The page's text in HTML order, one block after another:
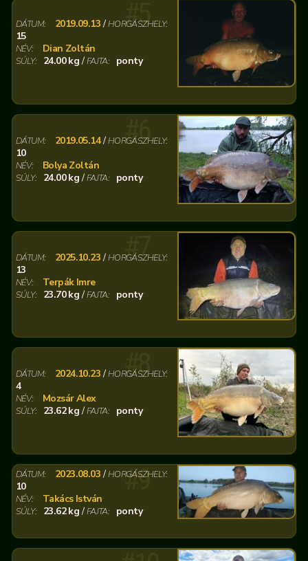
#5
DÁTUM: 2019.09.13/HORGÁSZHELY:
15
NÉV: Dian Zoltán
SÚLY: 24.00 kg/FAJTA: ponty
#6
DÁTUM: 2019.05.14/HORGÁSZHELY:
10
NÉV: Bolya Zoltán
SÚLY: 24.00 kg/FAJTA: ponty
#7
DÁTUM: 2025.10.23 /HORGÁSZHELY:
13
NÉV: Terpák Imre
SÚLY: 23.70 kg /FAJTA: ponty
#8
DÁTUM: 2024.10.23/HORGÁSZHELY:
4
NÉV: Mozsár Alex
SÚLY: 23.62 kg/FAJTA: ponty
#9
DÁTUM: 2023.08.03/HORGÁSZHELY:
10
NÉV: Takács István
SÚLY: 23.62 kg/FAJTA: ponty